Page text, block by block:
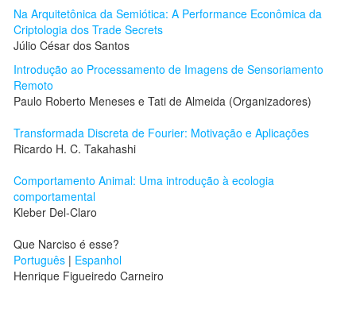
Na Arquitetônica da Semiótica: A Performance Econômica da
Criptologia dos Trade Secrets
Júlio César dos Santos
Introdução ao Processamento de Imagens de Sensoriamento
Remoto
Paulo Roberto Meneses e Tati de Almeida (Organizadores)
Transformada Discreta de Fourier: Motivação e Aplicações
Ricardo H. C. Takahashi
Comportamento Animal: Uma introdução à ecologia
comportamental
Kleber Del-Claro
Que Narciso é esse?
Português | Espanhol
Henrique Figueiredo Carneiro